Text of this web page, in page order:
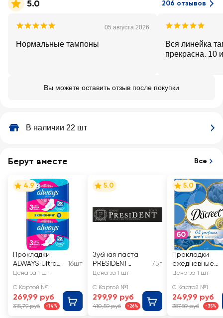
5.0 206 отзывов
05 августа 2026
Нормальные тампоны
Вся линейка
прекрасна. 10
Вы можете оставить отзыв после покупки
В наличии 22 шт
Берут вместе Все
4.9
Прокладки
ALWAYS Ultra
Супер, с
16шт
Цена за 1 шт
С Картой №1
269,99 руб
315,79 руб -14%
5.0
Зубная паста
PRESIDENT
Renome
75г
Цена за 1 шт
С Картой №1
299,99 руб
410,59 руб -26%
5.0
Прокладки
ежедневные
DISCREET
Цена за 1 шт
С Картой №1
249,99 руб
387,89 руб -35%